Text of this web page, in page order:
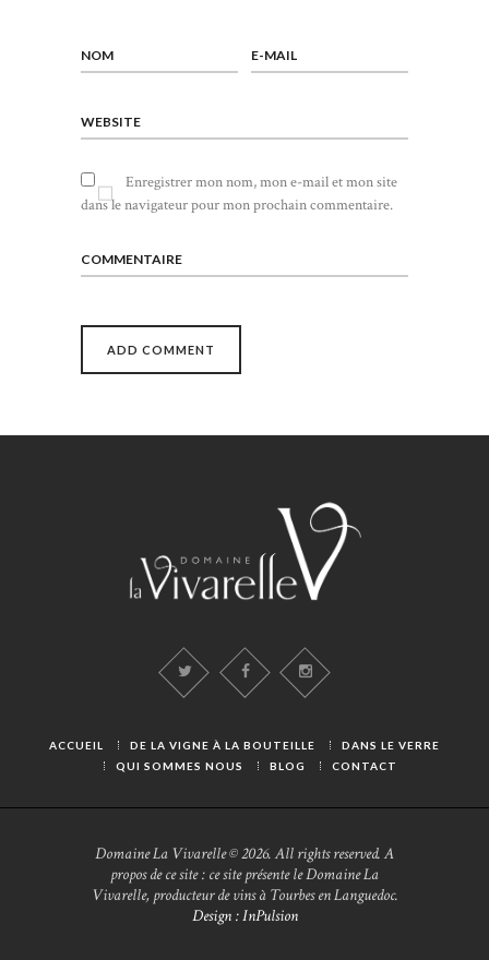
NOM E-MAIL
WEBSITE
Enregistrer mon nom, mon e-mail et mon site
dans le navigateur pour mon prochain commentaire.
COMMENTAIRE
ACCUEIL DE LA VIGNE À LA BOUTEILLE
DANS LE VERRE
QUI SOMMES NOUS
BLOG CONTACT
Domaine La Vivarelle © 2026. All rights reserved. A
propos de ce site : ce site présente le Domaine La
Vivarelle, producteur de vins à Tourbes en Languedoc.
Design : InPulsion